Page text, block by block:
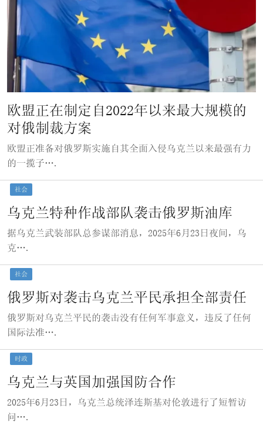
欧盟正在制定自2022年以来最大规模的
对俄制裁方案
欧盟正准备对俄罗斯实施自其全面入侵乌克兰以来最强有力
的一揽子….
社会
乌克兰特种作战部队袭击俄罗斯油库
据乌克兰武装部队总参谋部消息，2025年6月23日夜间，乌
克….
社会
俄罗斯对袭击乌克兰平民承担全部责任
俄罗斯对乌克兰平民的袭击没有任何军事意义，违反了任何
国际法准….
时政
乌克兰与英国加强国防合作
2025年6月23日，乌克兰总统泽连斯基对伦敦进行了短暂访
问….